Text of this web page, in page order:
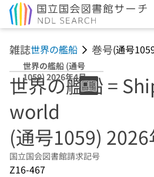
雑誌世界の艦船 巻号(通号
世界の艦船 (通号
1059) 2026年4月
世界の艦船 =
world
(通号1059) 2026
国立国会図書館請求記号
Z16-467